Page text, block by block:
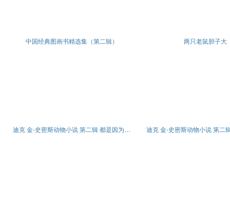
中国经典图画书精选集（第二辑） 两只老鼠胆子大
迪克 金-史密斯动物小说 第二辑 都是因为杰克逊